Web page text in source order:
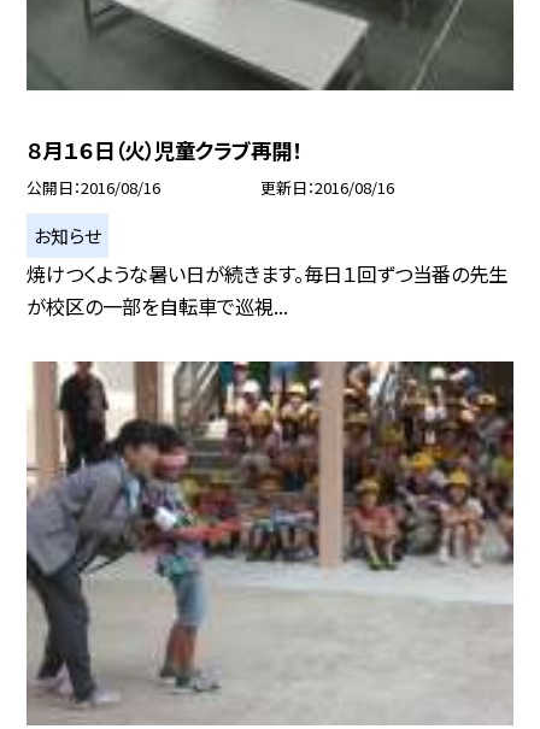
８月１６日（火）児童クラブ再開！
公開日 2016/08/16 更新日 2016/08/16
お知らせ
焼けつくような暑い日が続きます。毎日１回ずつ当番の先生
が校区の一部を自転車で巡視...